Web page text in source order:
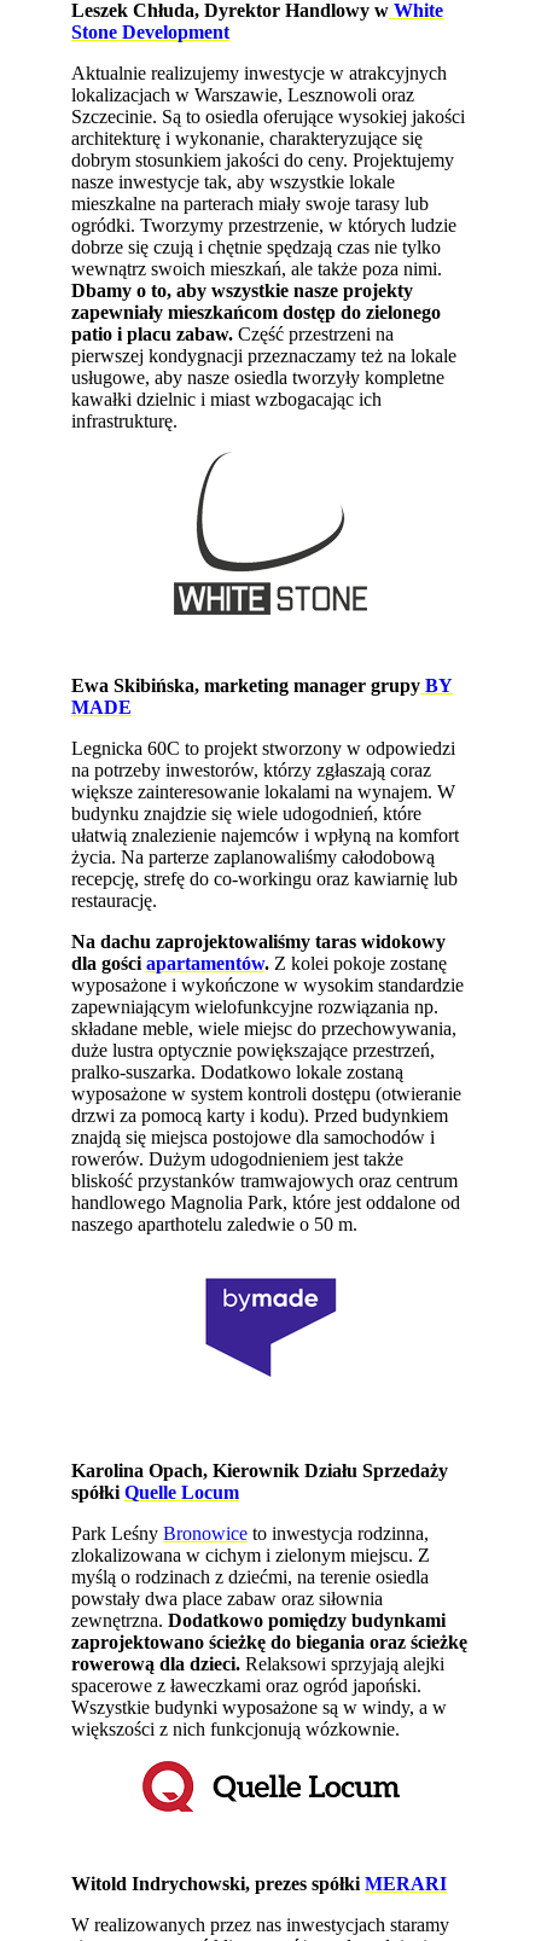
Leszek Chłuda, Dyrektor Handlowy w White
Stone Development
Aktualnie realizujemy inwestycje w atrakcyjnych
lokalizacjach w Warszawie, Lesznowoli oraz
Szczecinie. Są to osiedla oferujące wysokiej jakości
architekturę i wykonanie, charakteryzujące się
dobrym stosunkiem jakości do ceny. Projektujemy
nasze inwestycje tak, aby wszystkie lokale
mieszkalne na parterach miały swoje tarasy lub
ogródki. Tworzymy przestrzenie, w których ludzie
dobrze się czują i chętnie spędzają czas nie tylko
wewnątrz swoich mieszkań, ale także poza nimi.
Dbamy o to, aby wszystkie nasze projekty
zapewniały mieszkańcom dostęp do zielonego
patio i placu zabaw. Część przestrzeni na
pierwszej kondygnacji przeznaczamy też na lokale
usługowe, aby nasze osiedla tworzyły kompletne
kawałki dzielnic i miast wzbogacając ich
infrastrukturę.
Ewa Skibińska, marketing manager grupy BY
MADE
Legnicka 60C to projekt stworzony w odpowiedzi
na potrzeby inwestorów, którzy zgłaszają coraz
większe zainteresowanie lokalami na wynajem. W
budynku znajdzie się wiele udogodnień, które
ułatwią znalezienie najemców i wpłyną na komfort
życia. Na parterze zaplanowaliśmy całodobową
recepcję, strefę do co-workingu oraz kawiarnię lub
restaurację.
Na dachu zaprojektowaliśmy taras widokowy
dla gościapartamentów. Z kolei pokoje zostanę
wyposażone i wykończone w wysokim standardzie
zapewniającym wielofunkcyjne rozwiązania np.
składane meble, wiele miejsc do przechowywania,
duże lustra optycznie powiększające przestrzeń,
pralko-suszarka. Dodatkowo lokale zostaną
wyposażone w system kontroli dostępu (otwieranie
drzwi za pomocą karty i kodu). Przed budynkiem
znajdą się miejsca postojowe dla samochodów i
rowerów. Dużym udogodnieniem jest także
bliskość przystanków tramwajowych oraz centrum
handlowego Magnolia Park, które jest oddalone od
naszego aparthotelu zaledwie o 50 m.
Karolina Opach, Kierownik Działu Sprzedaży
spółkiQuelle Locum
Park LeśnyBronowice to inwestycja rodzinna,
zlokalizowana w cichym i zielonym miejscu. Z
myślą o rodzinach z dziećmi, na terenie osiedla
powstały dwa place zabaw oraz siłownia
zewnętrzna.Dodatkowo pomiędzy budynkami
zaprojektowano ścieżkę do biegania oraz ścieżkę
rowerową dla dzieci. Relaksowi sprzyjają alejki
spacerowe z ławeczkami oraz ogród japoński.
Wszystkie budynki wyposażone są w windy, a w
większości z nich funkcjonują wózkownie.
Witold Indrychowski, prezes spółkiMERARI
W realizowanych przez nas inwestycjach staramy